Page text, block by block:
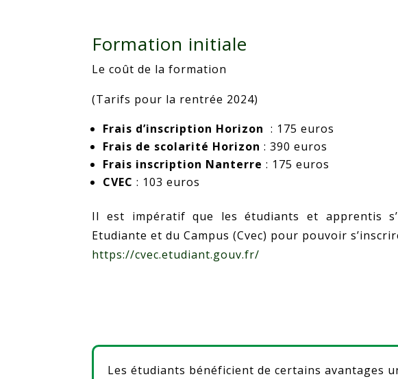
Formation initiale
Le coût de la formation
(Tarifs pour la rentrée 2024)
Frais d’inscription Horizon : 175 euros
Frais de scolarité Horizon : 390 euros
Frais inscription Nanterre : 175 euros
CVEC : 103 euros
Il est impératif que les étudiants et apprentis
Etudiante et du Campus (Cvec) pour pouvoir
https://cvec.etudiant.gouv.fr/
Les étudiants bénéficient de certains avantages